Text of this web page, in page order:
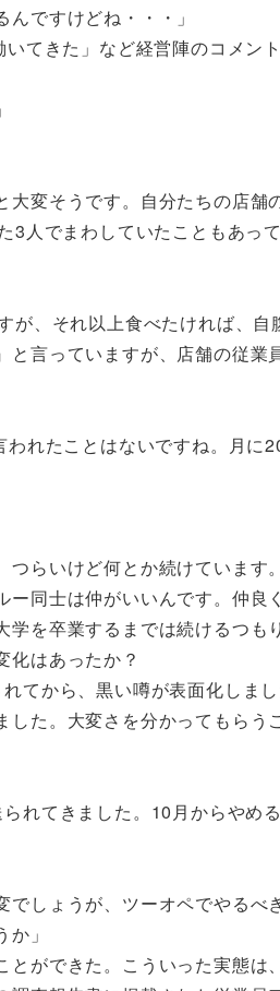
ですけどね・・・」
てきた」など経営陣のコメン
大変そうです。自分たちの店舗
人でまわしていたこともあっ
が、それ以上食べたければ、
言っていますが、店舗の従業
れたことはないですね。月に
つらいけど何とか続けています
同士は仲がいいんです。仲良
を卒業するまでは続けるつも
化はあったか？
てから、黒い噂が表面化しま
た。大変さを分かってもらう
れてきました。10月からやめ
しょうが、ツーオペでやるべ
」
ができた。こういった実態は